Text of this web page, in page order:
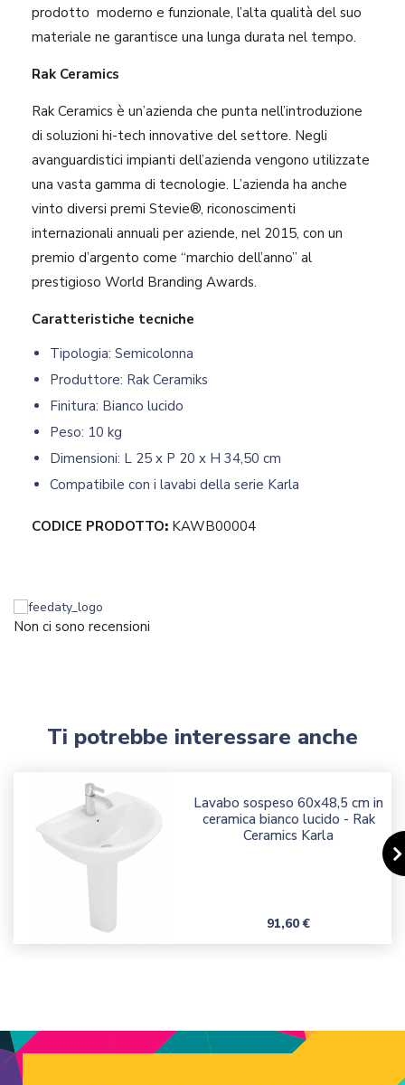
prodotto moderno e funzionale, l’alta qualità del suo
materiale ne garantisce una lunga durata nel tempo.
Rak Ceramics
Rak Ceramics è un’azienda che punta nell’introduzione
di soluzioni hi-tech innovative del settore. Negli
avanguardistici impianti dell’azienda vengono utilizzate
una vasta gamma di tecnologie. L’azienda ha anche
vinto diversi premi Stevie®, riconoscimenti
internazionali annuali per aziende, nel 2015, con un
premio d’argento come “marchio dell’anno” al
prestigioso World Branding Awards.
Caratteristiche tecniche
Tipologia: Semicolonna
Produttore: Rak Ceramiks
Finitura: Bianco lucido
Peso: 10 kg
Dimensioni: L 25 x P 20 x H 34,50 cm
Compatibile con i lavabi della serie Karla
CODICE PRODOTTO: KAWB00004
Non ci sono recensioni
Ti potrebbe interessare anche
Lavabo sospeso 60x48,5 cm in
ceramica bianco lucido - Rak
Ceramics Karla
Prezzo
91,60 €